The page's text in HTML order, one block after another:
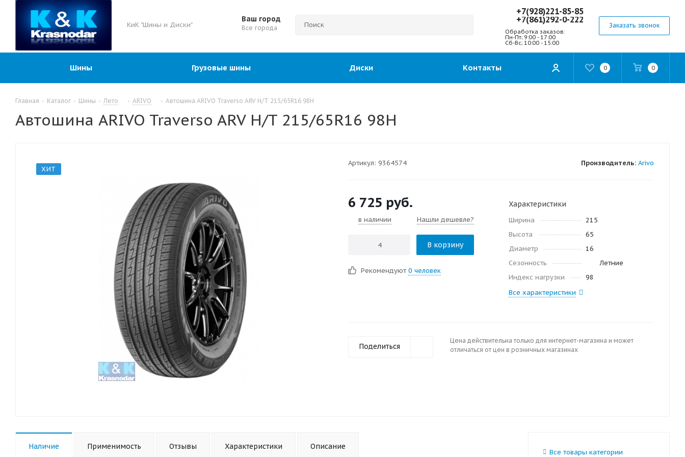
КиК "Шины и Диски"
Ваш город
Все города
+7(928)221-85-85
+7(861)292-0-222
Обработка заказов:
Пн-Пт; 9:00 - 17:00
Сб-Вс; 10:00 - 15:00
Заказать звонок
0 0
Шины Грузовые шины Диски Контакты
Главная - Каталог - Шины - Лето - ARIVO - Автошина ARIVO Traverso ARV H/T 215/65R16 98H
Автошина ARIVO Traverso ARV H/T 215/65R16 98H
ХИТ
Артикул: 9364574 Производитель: Arivo
6 725 руб.
в наличии Нашли дешевле?
В корзину
Рекомендуют 0 человек
Характеристики
Ширина
215
Высота
65
Диаметр
16
Сезонность
Летние
Индекс нагрузки
98
Все характеристики
Поделиться
Цена действительна только для интернет-магазина и может
отличаться от цен в розничных магазинах
Наличие Применимость Отзывы Характеристики Описание
Все товары категории